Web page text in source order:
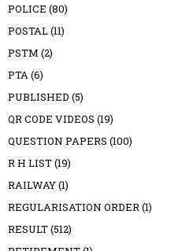
POLICE (80)
POSTAL(11)
PSTM (2)
PTA(6)
PUBLISHED (5)
QR CODE VIDEOS (19)
QUESTION PAPERS (100)
R H LIST(19)
RAILWAY(1)
REGULARISATION ORDER(1)
RESULT(512)